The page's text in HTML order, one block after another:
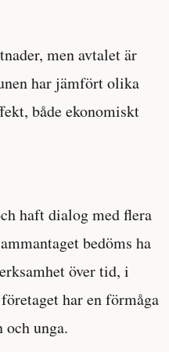
men avtalet är
har jämfört olika
både ekonomiskt
haft dialog med flera
bedöms ha
över tid, i
har en förmåga
unga.